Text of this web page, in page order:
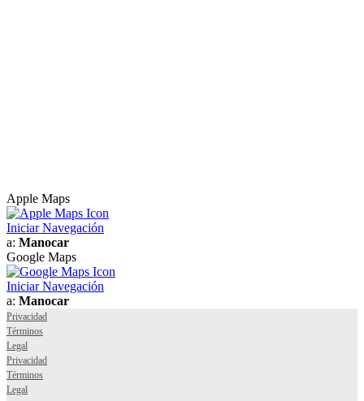
Apple Maps
Iniciar Navegación
a: Manocar
Google Maps
Iniciar Navegación
a: Manocar
Privacidad
Términos
Legal
Privacidad
Términos
Legal